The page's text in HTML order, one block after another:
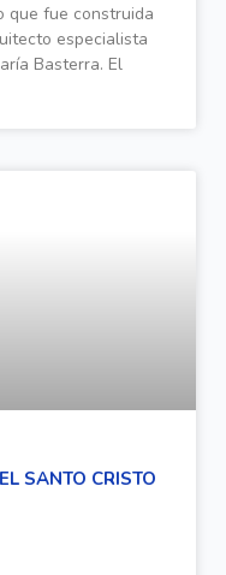
que fue construida
especialista
Basterra. El
SANTO CRISTO